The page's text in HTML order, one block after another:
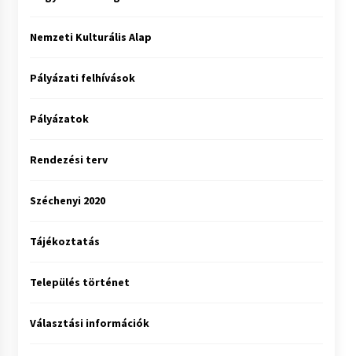
Nemzeti Kulturális Alap
Pályázati felhívások
Pályázatok
Rendezési terv
Széchenyi 2020
Tájékoztatás
Település történet
Választási információk